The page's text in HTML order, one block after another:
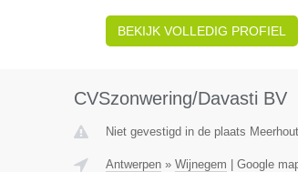
BEKIJK VOLLEDIG PROFIEL
CVSzonwering/Davasti BV
Niet gevestigd in de plaats
Antwerpen» Wijnegem Google